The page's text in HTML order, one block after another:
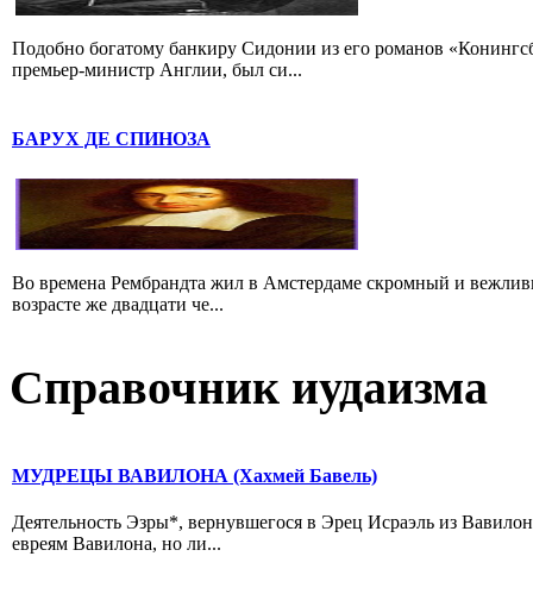
Подобно богатому банкиру Сидонии из его романов
премьер-министр Англии, был си...
БАРУХ ДЕ СПИНОЗА
Во времена Рембрандта жил в Амстердаме скромный и
возрасте же двадцати че...
Справочник иудаизма
МУДРЕЦЫ ВАВИЛОНА (Хахмей Бавель)
Деятельность Эзры*, вернувшегося в Эрец Исраэль из
евреям Вавилона, но ли...